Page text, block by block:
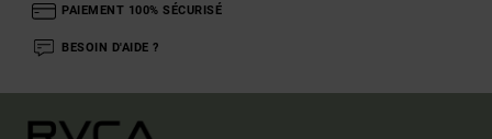
PAIEMENT 100% SÉCURISÉ
BESOIN D'AIDE ?